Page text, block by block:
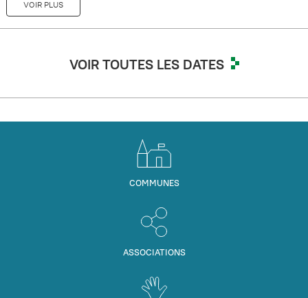
VOIR PLUS
VOIR TOUTES LES DATES
COMMUNES
ASSOCIATIONS